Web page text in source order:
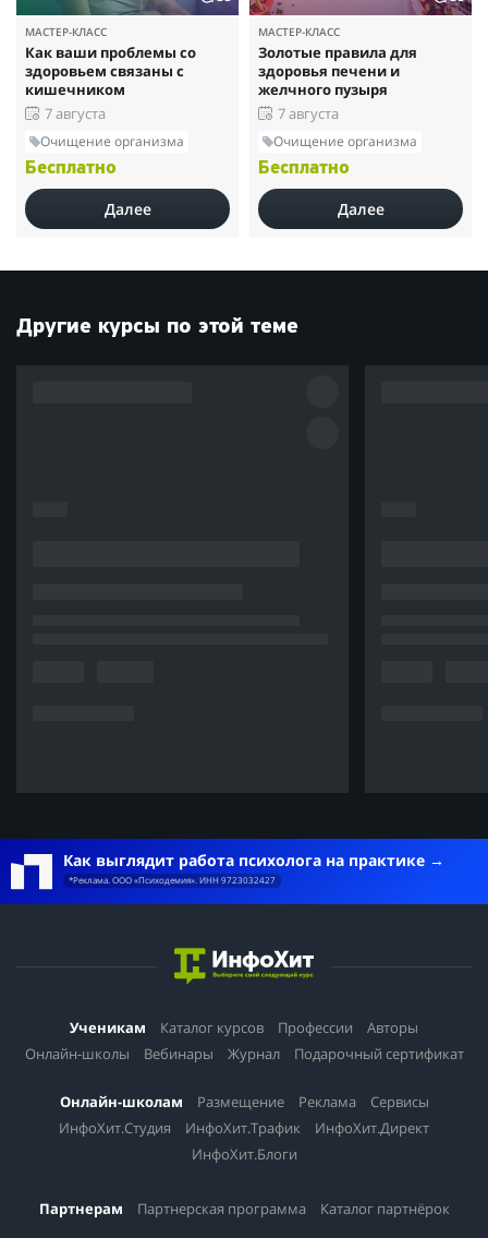
МАСТЕР-КЛАСС
Как ваши проблемы со
здоровьем связаны с
кишечником
7 августа
Очищение организма
Бесплатно
Далее
МАСТЕР-КЛАСС
Золотые правила для
здоровья печени и
желчного пузыря
7 августа
Очищение организма
Бесплатно
Далее
Другие курсы по этой теме
Как выглядит работа психолога на практике
*Реклама. ООО «Психодемия». ИНН 9723032427
Ученикам Каталог курсов Профессии
Авторы
Онлайн-школы
Вебинары Журнал Подарочный сертификат
Онлайн-школам Размещение Реклама
Сервисы
ИнфоХит.Студия
ИнфоХит.Трафик
ИнфоХит.Директ
ИнфоХит.Блоги
Партнерам Партнерская программа Каталог партнёрок